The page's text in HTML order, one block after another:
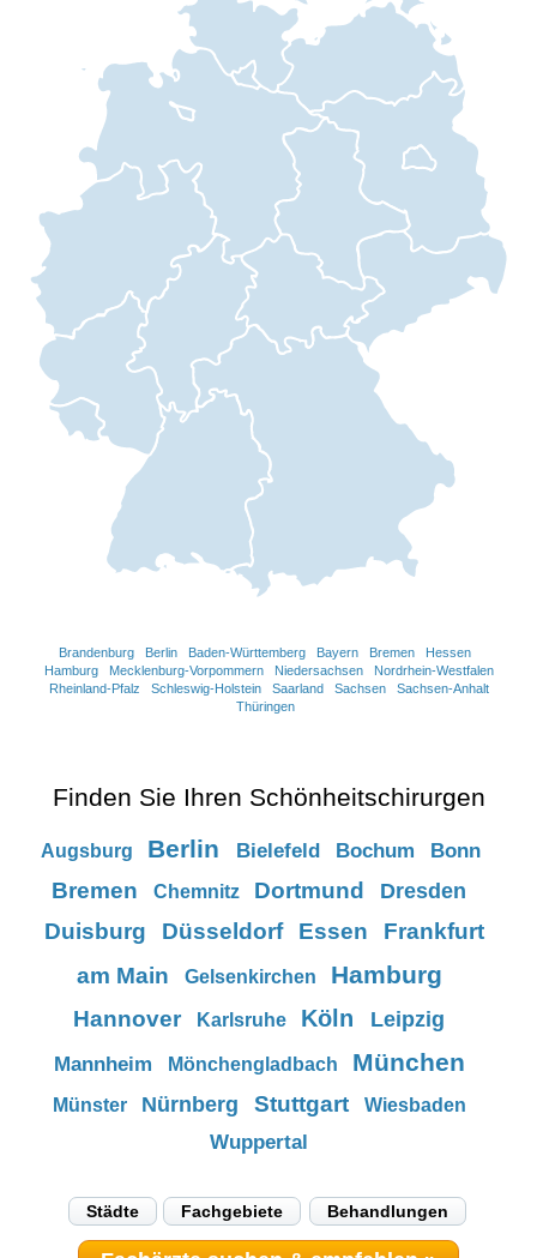
Brandenburg Berlin Baden-Württemberg Bayern Bremen
Hessen
Hamburg
Mecklenburg-Vorpommern Niedersachsen
Nordrhein-Westfalen
Rheinland-Pfalz
Schleswig-Holstein Saarland Sachsen
Sachsen-Anhalt
Thüringen
Finden Sie Ihren Schönheitschirurgen
Augsburg Berlin Bielefeld Bochum Bonn
Bremen Chemnitz Dortmund Dresden
Duisburg Düsseldorf Essen
Frankfurt
am Main
Gelsenkirchen Hamburg
Hannover Karlsruhe Köln Leipzig
Mannheim Mönchengladbach München
Münster Nürnberg Stuttgart Wiesbaden
Wuppertal
Städte Fachgebiete Behandlungen